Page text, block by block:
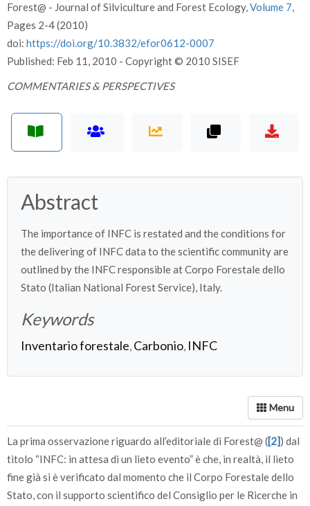
Forest@ - Journal of Silviculture and Forest Ecology,Volume 7,
Pages 2-4 (2010)
doi: https://doi.org/10.3832/efor0612-0007
Published: Feb 11, 2010 - Copyright © 2010 SISEF
COMMENTARIES & PERSPECTIVES
Abstract
The importance of INFC is restated and the conditions for
the delivering of INFC data to the scientific community are
outlined by the INFC responsible at Corpo Forestale dello
Stato (Italian National Forest Service), Italy.
Keywords
Inventario forestale, Carbonio, INFC
La prima osservazione riguardo all’editoriale di Forest@ ([2]) dal
titolo “INFC: in attesa di un lieto evento” è che, in realtà, il lieto
fine già si è verificato dal momento che il Corpo Forestale dello
Stato, con il supporto scientifico del Consiglio per le Ricerche in